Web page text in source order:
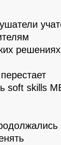
soft skills